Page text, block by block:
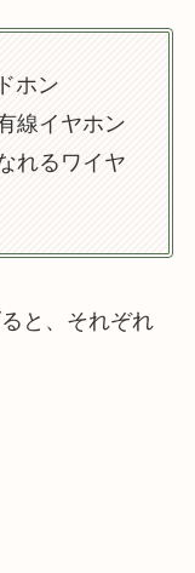
ホン
線イヤホン
れるワイヤ
と、それぞれ